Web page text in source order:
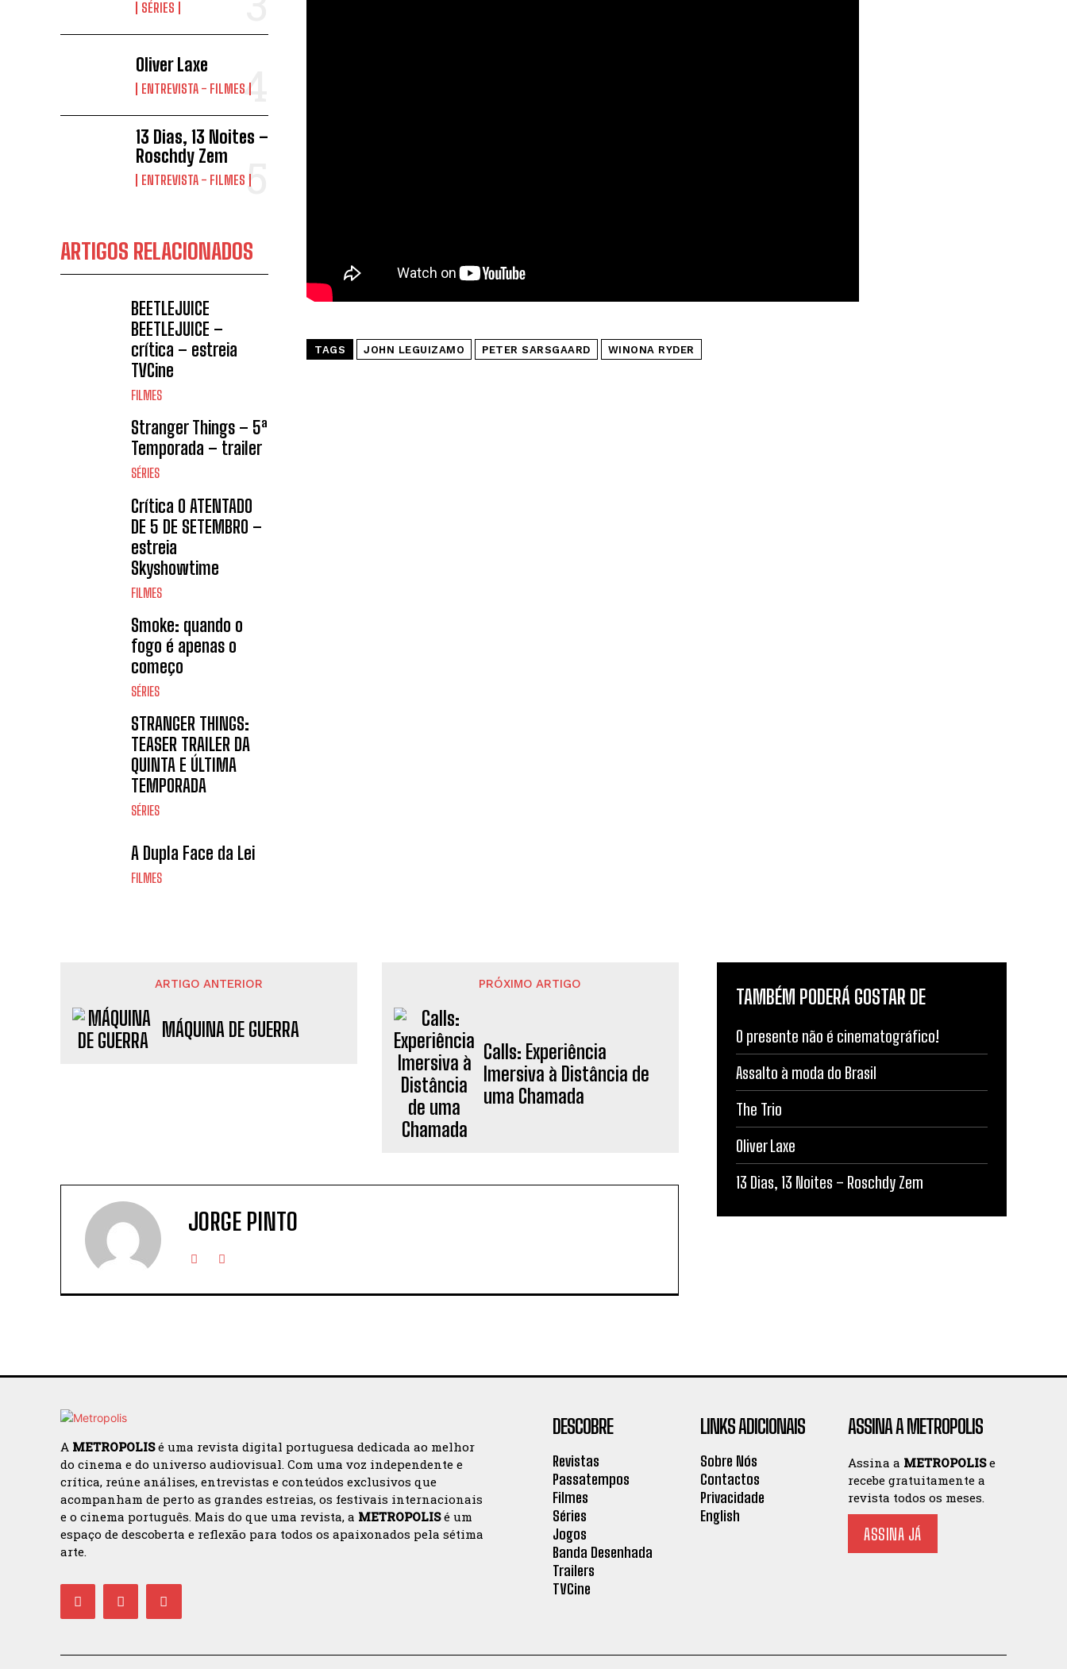
SÉRIES
Oliver Laxe
ENTREVISTA - FILMES
13 Dias, 13 Noites –
Roschdy Zem
ENTREVISTA - FILMES
ARTIGOS RELACIONADOS
BEETLEJUICE
BEETLEJUICE –
crítica – estreia
TVCine
FILMES
Stranger Things – 5ª
Temporada – trailer
SÉRIES
Crítica O ATENTADO
DE 5 DE SETEMBRO –
estreia
Skyshowtime
FILMES
Smoke: quando o
fogo é apenas o
começo
SÉRIES
STRANGER THINGS:
TEASER TRAILER DA
QUINTA E ÚLTIMA
TEMPORADA
SÉRIES
A Dupla Face da Lei
FILMES
TAGS JOHN LEGUIZAMO PETER SARSGAARD WINONA RYDER
ARTIGO ANTERIOR
MÁQUINA DE GUERRA
PRÓXIMO ARTIGO
Calls: Experiência
Imersiva à Distância de
uma Chamada
JORGE PINTO
TAMBÉM PODERÁ GOSTAR DE
O presente não é cinematográfico!
Assalto à moda do Brasil
The Trio
Oliver Laxe
13 Dias, 13 Noites – Roschdy Zem
A METROPOLISé uma revista digital portuguesa dedicada ao melhor
do cinema e do universo audiovisual. Com uma voz independente e
crítica, reúne análises, entrevistas e conteúdos exclusivos que
acompanham de perto as grandes estreias, os festivais internacionais
e o cinema português. Mais do que uma revista, a METROPOLISé um
espaço de descoberta e reflexão para todos os apaixonados pela sétima
arte.
DESCOBRE
Revistas
Passatempos
Filmes
Séries
Jogos
Banda Desenhada
Trailers
TVCine
LINKS ADICIONAIS
Sobre Nós
Contactos
Privacidade
English
ASSINA A METROPOLIS
Assina a METROPOLISe
recebe gratuitamente a
revista todos os meses.
ASSINA JÁ